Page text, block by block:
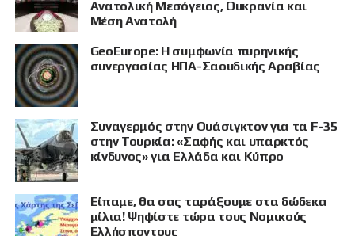
Ανατολική Μεσόγειος, Ουκρανία και
Μέση Ανατολή
GeoEurope: Η συμφωνία πυρηνικής
συνεργασίας ΗΠΑ-Σαουδικής Αραβίας
Συναγερμός στην Ουάσιγκτον για τα F-35
στην Τουρκία: «Σαφής και υπαρκτός
κίνδυνος» για Ελλάδα και Κύπρο
Είπαμε, θα σας ταράξουμε στα δώδεκα
μίλια! Ψηφίστε τώρα τους Νομικούς
Ελλήσποντους